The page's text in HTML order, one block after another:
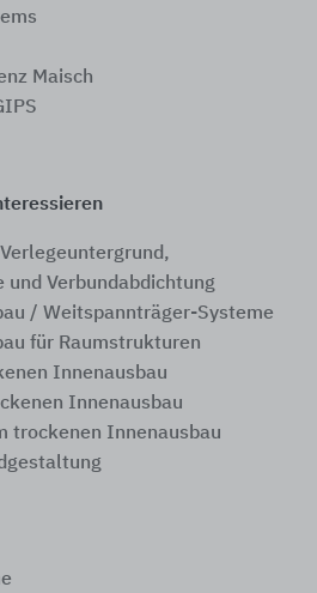
Maisch
Verbundabdichtung
/ Weitspannträger-Systeme
für Raumstrukturen
Innenausbau
Innenausbau
trockenen Innenausbau